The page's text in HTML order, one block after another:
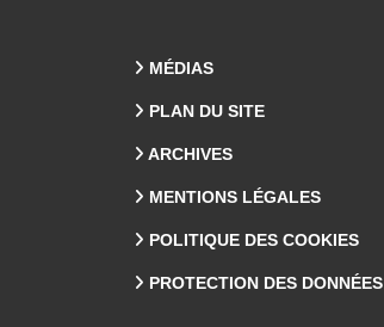
MÉDIAS
PLAN DU SITE
ARCHIVES
MENTIONS LÉGALES
POLITIQUE DES COOKIES
PROTECTION DES DONNÉES